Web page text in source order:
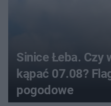
Sinice Łeba. Czy
kąpać 07.08?
pogodowe